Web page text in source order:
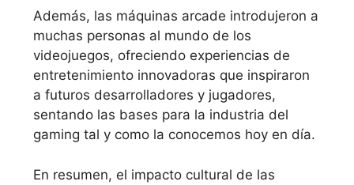
Además, las máquinas arcade introdujeron a
muchas personas al mundo de los
videojuegos, ofreciendo experiencias de
entretenimiento innovadoras que inspiraron
a futuros desarrolladores y jugadores,
sentando las bases para la industria del
gaming tal y como la conocemos hoy en día.
En resumen, el impacto cultural de las